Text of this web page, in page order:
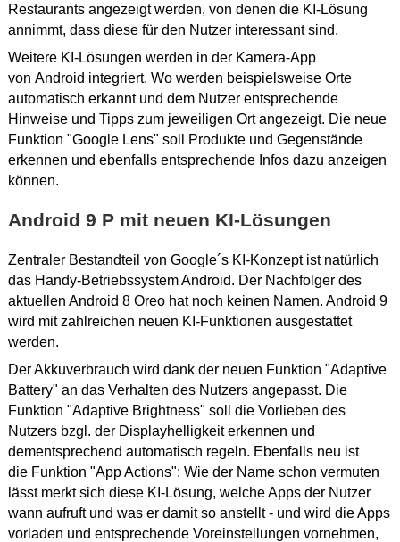
Restaurants angezeigt werden, von denen die KI-Lösung
annimmt, dass diese für den Nutzer interessant sind.
Weitere KI-Lösungen werden in der Kamera-App
von Android integriert. Wo werden beispielsweise Orte
automatisch erkannt und dem Nutzer entsprechende
Hinweise und Tipps zum jeweiligen Ort angezeigt. Die neue
Funktion "Google Lens" soll Produkte und Gegenstände
erkennen und ebenfalls entsprechende Infos dazu anzeigen
können.
Android 9 P mit neuen KI-Lösungen
Zentraler Bestandteil von Google´s KI-Konzept ist natürlich
das Handy-Betriebssystem Android. Der Nachfolger des
aktuellen Android 8 Oreo hat noch keinen Namen. Android 9
wird mit zahlreichen neuen KI-Funktionen ausgestattet
werden.
Der Akkuverbrauch wird dank der neuen Funktion "Adaptive
Battery" an das Verhalten des Nutzers angepasst. Die
Funktion "Adaptive Brightness" soll die Vorlieben des
Nutzers bzgl. der Displayhelligkeit erkennen und
dementsprechend automatisch regeln. Ebenfalls neu ist
die Funktion "App Actions": Wie der Name schon vermuten
lässt merkt sich diese KI-Lösung, welche Apps der Nutzer
wann aufruft und was er damit so anstellt - und wird die Apps
vorladen und entsprechende Voreinstellungen vornehmen,